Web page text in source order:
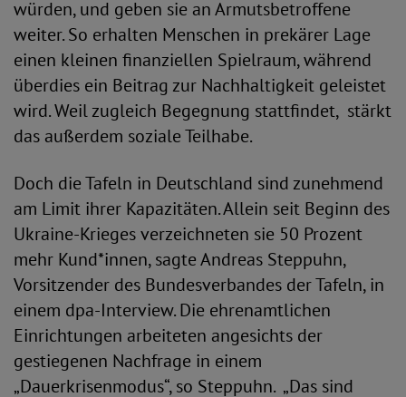
würden, und geben sie an Armutsbetroffene
weiter. So erhalten Menschen in prekärer Lage
einen kleinen finanziellen Spielraum, während
überdies ein Beitrag zur Nachhaltigkeit geleistet
wird. Weil zugleich Begegnung stattfindet, stärkt
das außerdem soziale Teilhabe.
Doch die Tafeln in Deutschland sind zunehmend
am Limit ihrer Kapazitäten. Allein seit Beginn des
Ukraine-Krieges verzeichneten sie 50 Prozent
mehr Kund*innen, sagte Andreas Steppuhn,
Vorsitzender des Bundesverbandes der Tafeln, in
einem dpa-Interview. Die ehrenamtlichen
Einrichtungen arbeiteten angesichts der
gestiegenen Nachfrage in einem
„Dauerkrisenmodus“, so Steppuhn. „Das sind